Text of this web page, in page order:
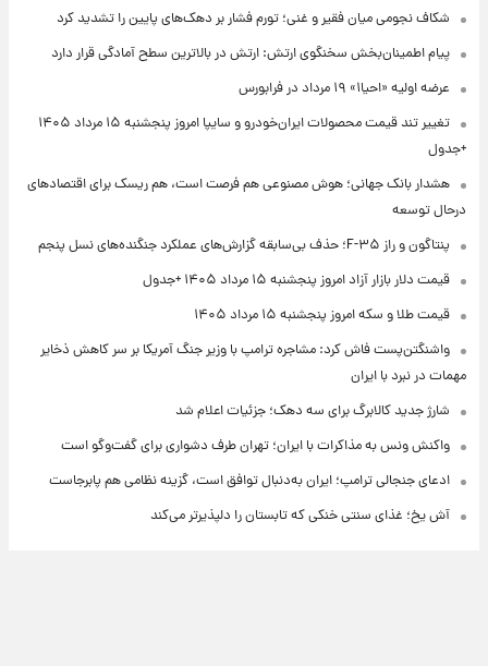
شکاف نجومی میان فقیر و غنی؛ تورم فشار بر دهک‌های پایین را تشدید کرد
پیام اطمینان‌بخش سخنگوی ارتش: ارتش در بالاترین سطح آمادگی قرار دارد
عرضه اولیه «احیا۱» ۱۹ مرداد در فرابورس
تغییر تند قیمت محصولات ایران‌خودرو و سایپا امروز پنجشنبه ۱۵ مرداد ۱۴۰۵
+جدول
هشدار بانک جهانی؛ هوش مصنوعی هم فرصت است، هم ریسک برای اقتصادهای
درحال توسعه
پنتاگون و راز F-۳۵؛ حذف بی‌سابقه گزارش‌های عملکرد جنگنده‌های نسل پنجم
قیمت دلار بازار آزاد امروز پنجشنبه ۱۵ مرداد ۱۴۰۵ +جدول
قیمت طلا و سکه امروز پنجشنبه ۱۵ مرداد ۱۴۰۵
واشنگتن‌پست فاش کرد: مشاجره ترامپ با وزیر جنگ آمریکا بر سر کاهش ذخایر
مهمات در نبرد با ایران
شارژ جدید کالابرگ برای سه دهک؛ جزئیات اعلام شد
واکنش ونس به مذاکرات با ایران؛ تهران طرف دشواری برای گفت‌وگو است
ادعای جنجالی ترامپ؛ ایران به‌دنبال توافق است، گزینه نظامی هم پابرجاست
آش یخ؛ غذای سنتی خنکی که تابستان را دلپذیرتر می‌کند